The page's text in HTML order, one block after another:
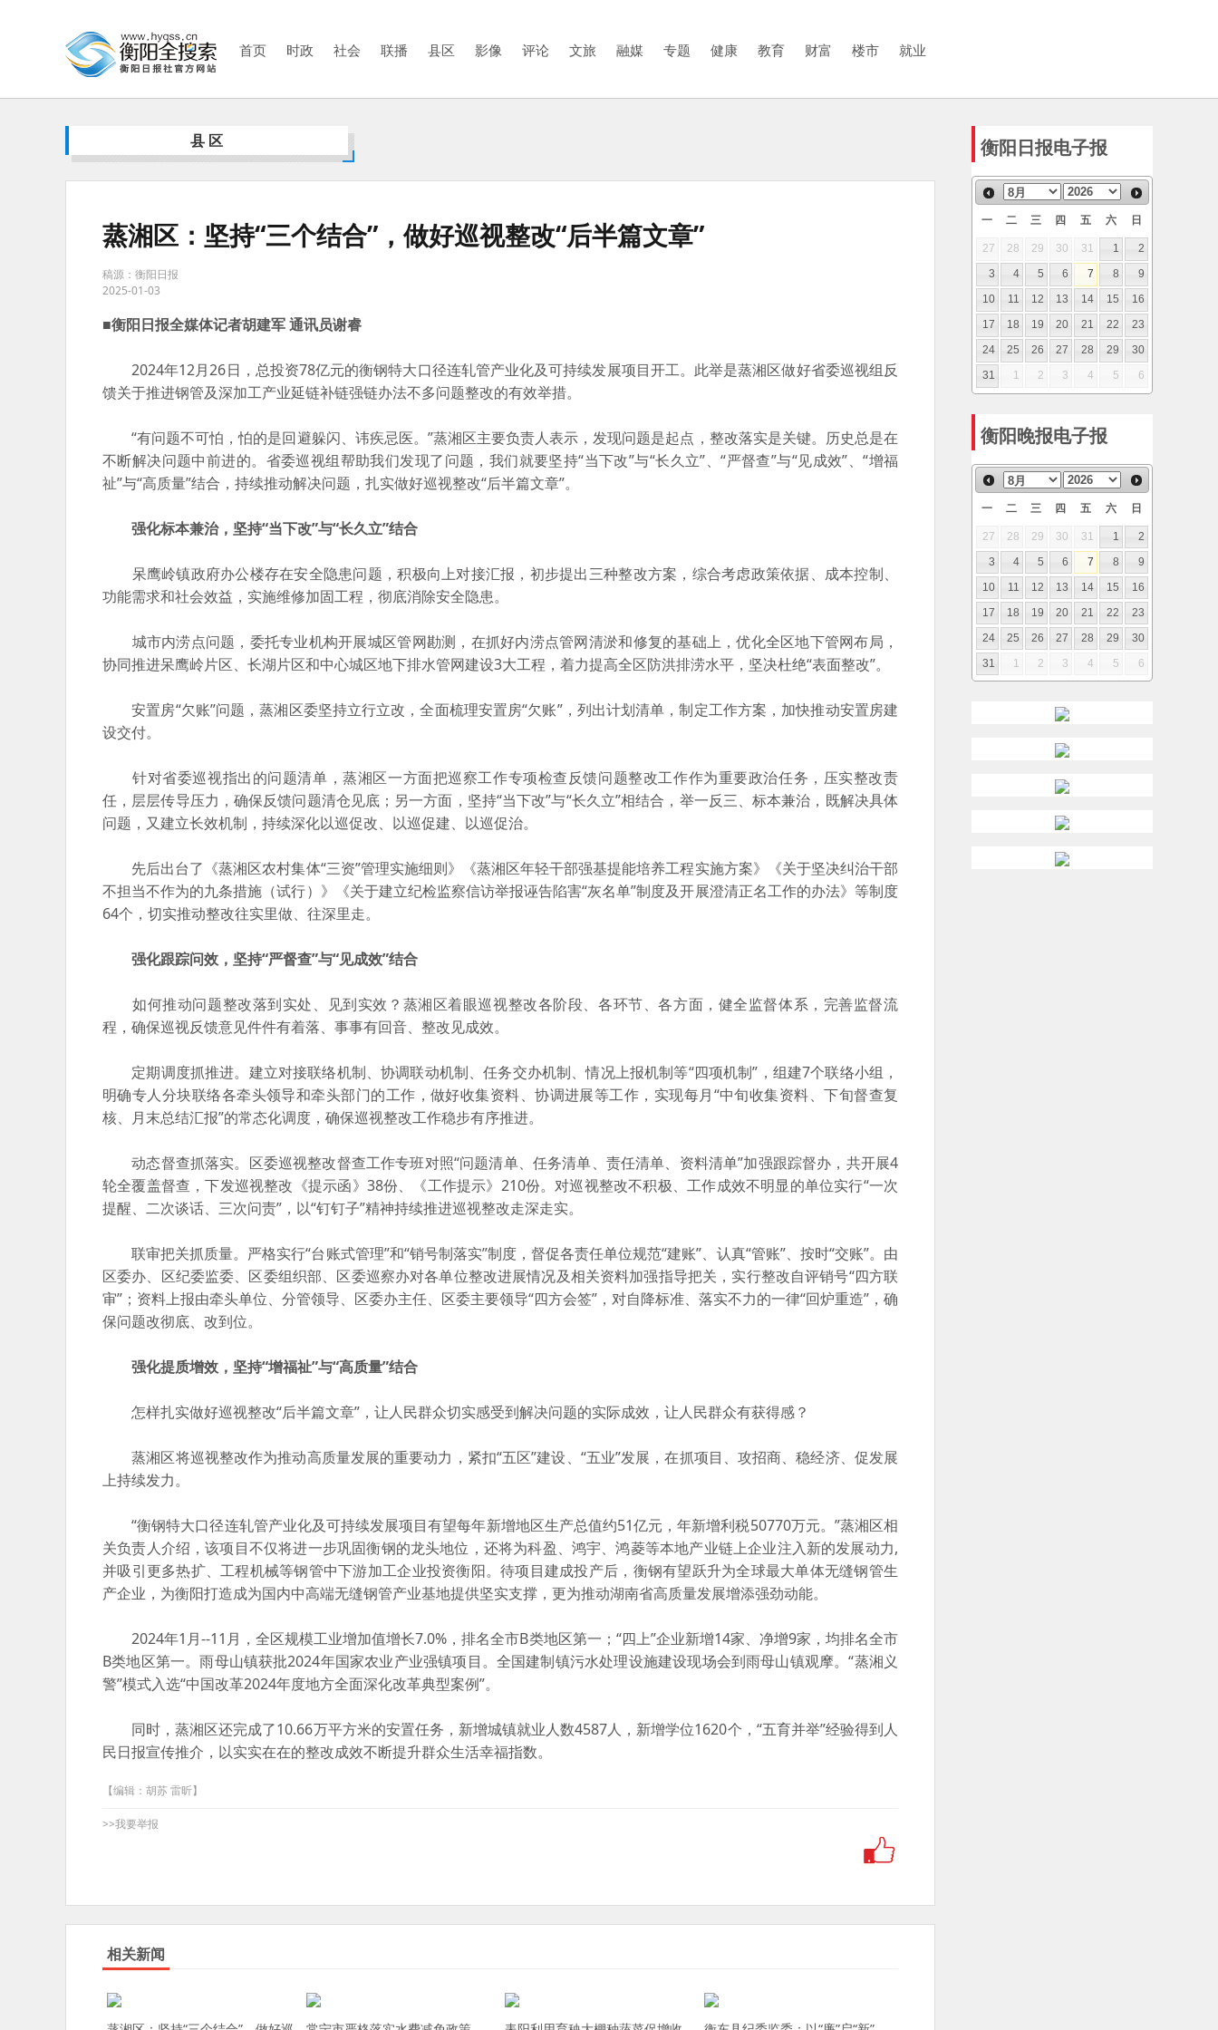
首页 时政 社会 联播 县区 影像 评论 文旅 融媒 专题 健康 教育 财富 楼市 就业
县区
蒸湘区：坚持“三个结合”，做好巡视整改“后半篇文章”
稿源：衡阳日报
2025-01-03
■衡阳日报全媒体记者胡建军 通讯员谢睿
2024年12月26日，总投资78亿元的衡钢特大口径连轧管产业化及可持续发展项目开工。此举是蒸湘区做好省委巡视组反
馈关于推进钢管及深加工产业延链补链强链办法不多问题整改的有效举措。
“有问题不可怕，怕的是回避躲闪、讳疾忌医。”蒸湘区主要负责人表示，发现问题是起点，整改落实是关键。历史总是在
不断解决问题中前进的。省委巡视组帮助我们发现了问题，我们就要坚持“当下改”与“长久立”、“严督查”与“见成效”、“增福
祉”与“高质量”结合，持续推动解决问题，扎实做好巡视整改“后半篇文章”。
强化标本兼治，坚持“当下改”与“长久立”结合
呆鹰岭镇政府办公楼存在安全隐患问题，积极向上对接汇报，初步提出三种整改方案，综合考虑政策依据、成本控制、
功能需求和社会效益，实施维修加固工程，彻底消除安全隐患。
城市内涝点问题，委托专业机构开展城区管网勘测，在抓好内涝点管网清淤和修复的基础上，优化全区地下管网布局，
协同推进呆鹰岭片区、长湖片区和中心城区地下排水管网建设3大工程，着力提高全区防洪排涝水平，坚决杜绝“表面整改”。
安置房“欠账”问题，蒸湘区委坚持立行立改，全面梳理安置房“欠账”，列出计划清单，制定工作方案，加快推动安置房建
设交付。
针对省委巡视指出的问题清单，蒸湘区一方面把巡察工作专项检查反馈问题整改工作作为重要政治任务，压实整改责
任，层层传导压力，确保反馈问题清仓见底；另一方面，坚持“当下改”与“长久立”相结合，举一反三、标本兼治，既解决具体
问题，又建立长效机制，持续深化以巡促改、以巡促建、以巡促治。
先后出台了《蒸湘区农村集体“三资”管理实施细则》《蒸湘区年轻干部强基提能培养工程实施方案》《关于坚决纠治干部
不担当不作为的九条措施（试行）》《关于建立纪检监察信访举报诬告陷害“灰名单”制度及开展澄清正名工作的办法》等制度
64个，切实推动整改往实里做、往深里走。
强化跟踪问效，坚持“严督查”与“见成效”结合
如何推动问题整改落到实处、见到实效？蒸湘区着眼巡视整改各阶段、各环节、各方面，健全监督体系，完善监督流
程，确保巡视反馈意见件件有着落、事事有回音、整改见成效。
定期调度抓推进。建立对接联络机制、协调联动机制、任务交办机制、情况上报机制等“四项机制”，组建7个联络小组，
明确专人分块联络各牵头领导和牵头部门的工作，做好收集资料、协调进展等工作，实现每月“中旬收集资料、下旬督查复
核、月末总结汇报”的常态化调度，确保巡视整改工作稳步有序推进。
动态督查抓落实。区委巡视整改督查工作专班对照“问题清单、任务清单、责任清单、资料清单”加强跟踪督办，共开展4
轮全覆盖督查，下发巡视整改《提示函》38份、《工作提示》210份。对巡视整改不积极、工作成效不明显的单位实行“一次
提醒、二次谈话、三次问责”，以“钉钉子”精神持续推进巡视整改走深走实。
联审把关抓质量。严格实行“台账式管理”和“销号制落实”制度，督促各责任单位规范“建账”、认真“管账”、按时“交账”。由
区委办、区纪委监委、区委组织部、区委巡察办对各单位整改进展情况及相关资料加强指导把关，实行整改自评销号“四方联
审”；资料上报由牵头单位、分管领导、区委办主任、区委主要领导“四方会签”，对自降标准、落实不力的一律“回炉重造”，确
保问题改彻底、改到位。
强化提质增效，坚持“增福祉”与“高质量”结合
怎样扎实做好巡视整改“后半篇文章”，让人民群众切实感受到解决问题的实际成效，让人民群众有获得感？
蒸湘区将巡视整改作为推动高质量发展的重要动力，紧扣“五区”建设、“五业”发展，在抓项目、攻招商、稳经济、促发展
上持续发力。
“衡钢特大口径连轧管产业化及可持续发展项目有望每年新增地区生产总值约51亿元，年新增利税50770万元。”蒸湘区相
关负责人介绍，该项目不仅将进一步巩固衡钢的龙头地位，还将为科盈、鸿宇、鸿菱等本地产业链上企业注入新的发展动力,
并吸引更多热扩、工程机械等钢管中下游加工企业投资衡阳。待项目建成投产后，衡钢有望跃升为全球最大单体无缝钢管生
产企业，为衡阳打造成为国内中高端无缝钢管产业基地提供坚实支撑，更为推动湖南省高质量发展增添强劲动能。
2024年1月--11月，全区规模工业增加值增长7.0%，排名全市B类地区第一；“四上”企业新增14家、净增9家，均排名全市
B类地区第一。雨母山镇获批2024年国家农业产业强镇项目。全国建制镇污水处理设施建设现场会到雨母山镇观摩。“蒸湘义
警”模式入选“中国改革2024年度地方全面深化改革典型案例”。
同时，蒸湘区还完成了10.66万平方米的安置任务，新增城镇就业人数4587人，新增学位1620个，“五育并举”经验得到人
民日报宣传推介，以实实在在的整改成效不断提升群众生活幸福指数。
【编辑：胡苏 雷昕】
>>我要举报
相关新闻
衡阳日报电子报
一 二 三 四 五 六 日
27 28 29 30 31 1
2
3
4 5 6 7 8
9
10
11 12 13 14 15
16
17
18 19 20 21 22
23
24
25 26 27 28 29
30
31
1 2 3 4 5 6
衡阳晚报电子报
一 二 三 四 五 六 日
27 28 29 30 31 1
2
3
4 5 6 7 8
9
10
11 12 13 14 15
16
17
18 19 20 21 22
23
24
25 26 27 28 29
30
31
1 2 3 4 5 6